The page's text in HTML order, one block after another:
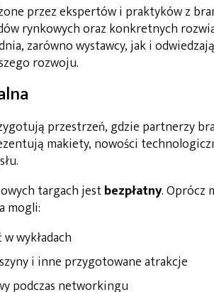
przez ekspertów i praktyków z
rynkowych oraz konkretnych
zarówno wystawcy, jak i
rozwoju.
przestrzeń, gdzie partnerzy
makiety, nowości
targach jestbezpłatny. Oprócz
mogli:
wykładach
i inne przygotowane atrakcje
podczas networkingu